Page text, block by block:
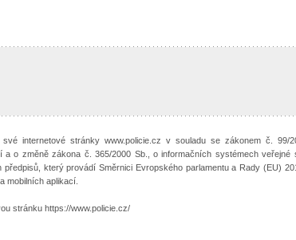
internetové stránky www.policie.cz v souladu se zákonem č. 99/
a o změně zákona č. 365/2000 Sb., o informačních systémech veřejné
který provádí Směrnici Evropského parlamentu a Rady (EU)
mobilních aplikací.
stránku https://www.policie.cz/